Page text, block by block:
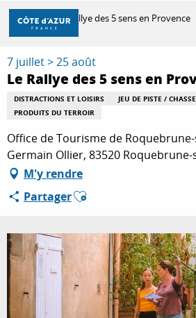
Aller
contenu
principal
DÉCOUVRIR
À FAIRE
SÉJOURNER
Accueil Le Rallye des 5 sens en Provence
7 juillet > 25 août
Le Rallye des 5 sens en
DISTRACTIONS ET LOISIRS
JEU DE PISTE /
PRODUITS DU TERROIR
Office de Tourisme de
Germain Ollier, 83520
M'y rendre
PartagerAjouter aux favoris